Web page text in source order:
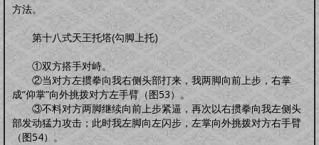
方法。
第十八式天王托塔(勾脚上托)
①双方搭手对峙。
②当对方左掼拳向我右侧头部打来，我两脚向前上步，右掌
成“仰掌”向外挑拨对方左手臂（图53）。
③不料对方两脚继续向前上步紧逼，再次以右掼拳向我左侧头
部发动猛力攻击；此时我左脚向左闪步，左掌向外挑拨对方右手臂
（图54）。